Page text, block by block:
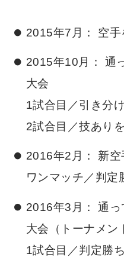
2015年7月： 空手
2015年10月： 通
大会
1試合目／引き分け
2試合目／技あり
2016年2月： 新空
ワンマッチ／判定
2016年3月： 通
大会（トーナメン
1試合目／判定勝